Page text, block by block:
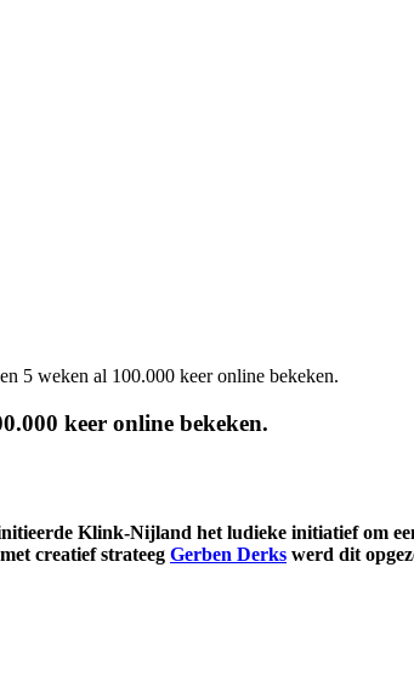
5 weken al 100.000 keer online bekeken.
keer online bekeken.
Klink-Nijland het ludieke initiatief om
creatief strateeg Gerben Derks werd dit